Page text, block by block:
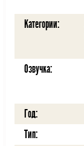
Категории:
Озвучка:
Год:
Тип: